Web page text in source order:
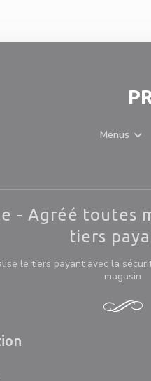
Menus
- Agréé toutes
tiers
le tiers payant avec la
magasin